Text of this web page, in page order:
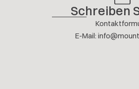
Schreiben
E-Mail: